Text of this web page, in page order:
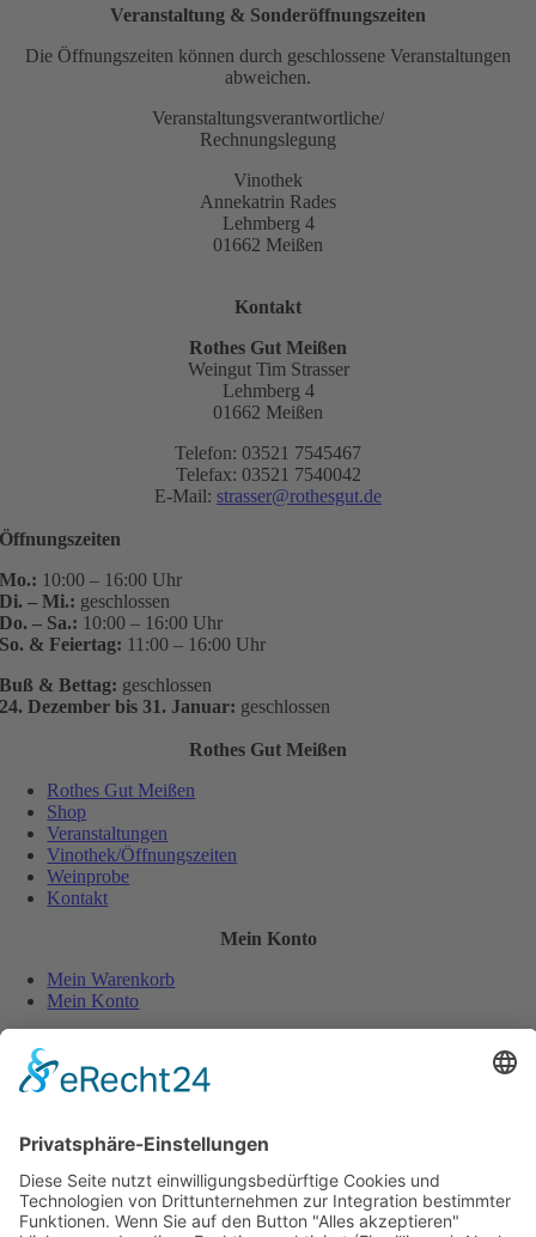
Veranstaltung & Sonderöffnungszeiten
Die Öffnungszeiten können durch geschlossene Veranstaltungen
abweichen.
Veranstaltungsverantwortliche/
Rechnungslegung
Vinothek
Annekatrin Rades
Lehmberg 4
01662 Meißen
Kontakt
Rothes Gut Meißen
Weingut Tim Strasser
Lehmberg 4
01662 Meißen
Telefon: 03521 7545467
Telefax: 03521 7540042
E-Mail: strasser@rothesgut.de
Öffnungszeiten
Mo.: 10:00 – 16:00 Uhr
Di. – Mi.: geschlossen
Do. – Sa.: 10:00 – 16:00 Uhr
So. & Feiertag: 11:00 – 16:00 Uhr
Buß & Bettag: geschlossen
24. Dezember bis 31. Januar: geschlossen
Rothes Gut Meißen
Rothes Gut Meißen
Shop
Veranstaltungen
Vinothek/Öffnungszeiten
Weinprobe
Kontakt
Mein Konto
Mein Warenkorb
Mein Konto
Wiederverkäufer
Wein Exposé
Folgen Sie uns auch auf: